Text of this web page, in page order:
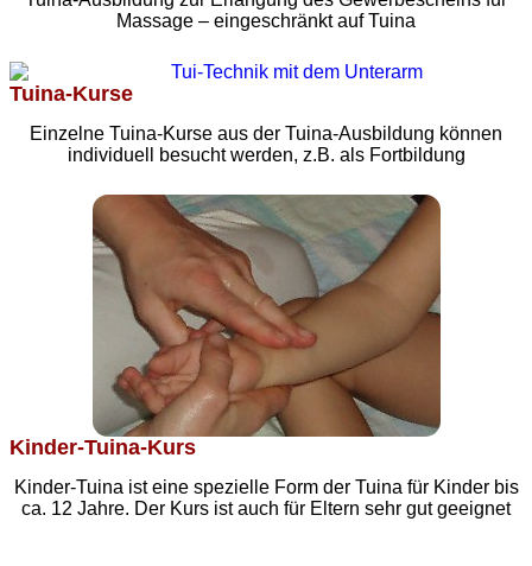
Massage – eingeschränkt auf Tuina
Tuina-Kurse
Einzelne Tuina-Kurse aus der Tuina-Ausbildung können
individuell besucht werden, z.B. als Fortbildung
Kinder-Tuina-Kurs
Kinder-Tuina ist eine spezielle Form der Tuina für Kinder bis
ca. 12 Jahre. Der Kurs ist auch für Eltern sehr gut geeignet